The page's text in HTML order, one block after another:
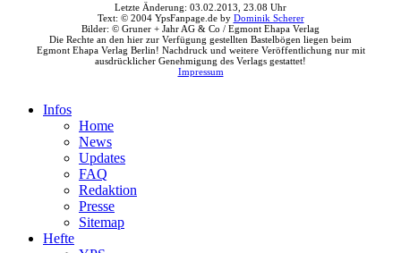
Letzte Änderung: 03.02.2013, 23.08 Uhr
Text: © 2004 YpsFanpage.de by Dominik Scherer
Bilder: © Gruner + Jahr AG & Co / Egmont Ehapa Verlag
Die Rechte an den hier zur Verfügung gestellten Bastelbögen liegen beim
Egmont Ehapa Verlag Berlin! Nachdruck und weitere Veröffentlichung nur mit
ausdrücklicher Genehmigung des Verlags gestattet!
Impressum
Infos
Home
News
Updates
FAQ
Redaktion
Presse
Sitemap
Hefte